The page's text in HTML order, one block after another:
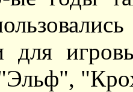
для